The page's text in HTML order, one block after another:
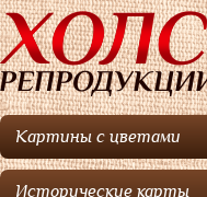
Картины с цветами
Исторические карты